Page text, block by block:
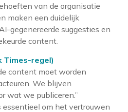
van de organisatie
maken een duidelijk
gegenereerde suggesties en
content.
Times-regel)
content moet worden
We blijven
wat we publiceren.”
om het vertrouwen